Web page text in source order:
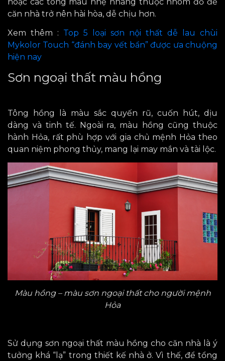
căn nhà trở nên hài hòa, dễ chịu hơn.
Xem thêm : Top 5 loại sơn nội thất dễ lau chùi
Mykolor Touch “đánh bay vết bẩn” được ưa chuộng
hiện nay
Sơn ngoại thất màu hồng
Tông hồng là màu sắc quyến rũ, cuốn hút, dịu
dàng và tinh tế.
Ngoài ra, màu hồng cũng thuộc
hành Hỏa, rất phù hợp với gia chủ mệnh Hỏa theo
quan niệm phong thủy, mang lại may mắn và tài lộc.
Màu hồng – màu sơn ngoại thất cho người mệnh
Hỏa
Sử dụng sơn ngoại thất màu hồng cho căn nhà là ý
tưởng khá “lạ” trong thiết kế nhà ở. Vì thế, để tổng